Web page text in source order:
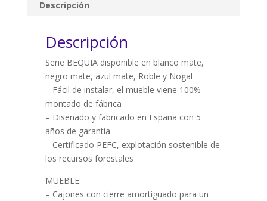
Descripción
Descripción
Serie BEQUIA disponible en blanco mate,
negro mate, azul mate, Roble y Nogal
– Fácil de instalar, el mueble viene 100%
montado de fábrica
– Diseñado y fabricado en España con 5
años de garantía.
– Certificado PEFC, explotación sostenible de
los recursos forestales
MUEBLE:
– Cajones con cierre amortiguado para un